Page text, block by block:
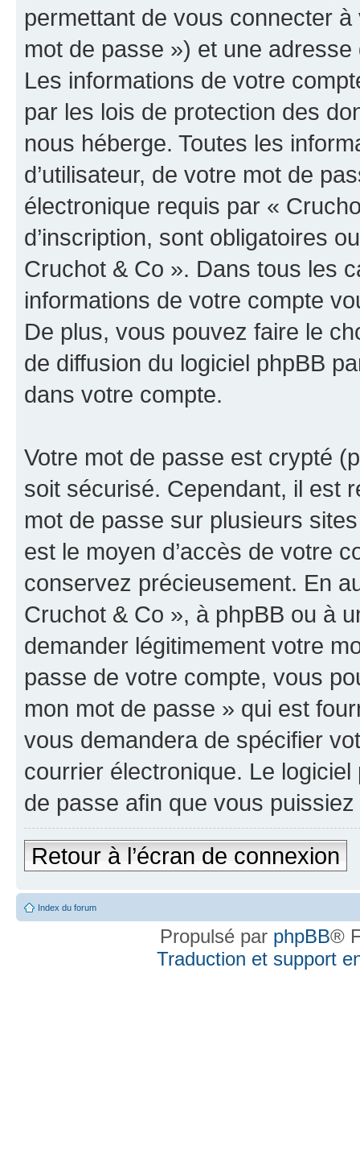
permettant de vous connecter
mot de passe ») et une
Les informations de votre
par les lois de protection des
nous héberge. Toutes les
d’utilisateur, de votre mot de
électronique requis par «
d’inscription, sont obligatoires
Cruchot & Co ». Dans tous les
informations de votre compte
De plus, vous pouvez faire le
de diffusion du logiciel phpBB
dans votre compte.
Votre mot de passe est crypté
soit sécurisé. Cependant, il est
mot de passe sur plusieurs
est le moyen d’accès de votre
conservez précieusement. En
Cruchot & Co », à phpBB ou à
demander légitimement votre
passe de votre compte, vous
mon mot de passe » qui est
vous demandera de spécifier
courrier électronique. Le
de passe afin que vous
Retour à l’écran de connexion
Index du forum
Propulsé par phpBB®
Traduction et support